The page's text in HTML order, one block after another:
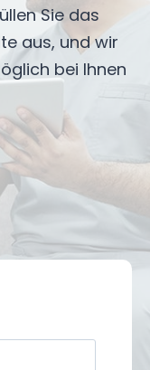
Sie das
aus, und wir
bei Ihnen